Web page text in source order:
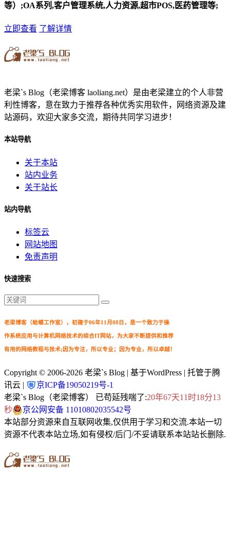
等）;OA系列,客户管理系统,人力资源,超市POS,医药管理等;
立即查看 了解详情
老梁`s Blog（老梁博客 laoliang.net）是由老梁建立的个人非营
利性博客，意在致力于推荐各种优秀实用软件，网络资源及建
站源码，欢迎大家多交流，期待共同学习进步！
本站导航
关于本站
站内业务
关于站长
站内导航
标签云
网站地图
免责声明
快速搜索
老梁博客（蛤蟆工作室），初建于06年11月08日，是一个致力于操
作系统应用与计算机网络技术的综合IT网站，为大家不断提供和推荐
有用的网络教程与技术;因为专注，所以专业；因为专业，所以卓越！
Copyright © 2006-2026 老梁`s Blog | 基于WordPress | 托管于腾
讯云 |
京ICP备19050219号-1
老梁`s Blog（老梁博客） 已苟延残喘了:20年67天11时18分13
秒
京公网安备 11010802035542号
本站部分资源来自互联网收集,仅供用于学习和交流.本站一切
资源不代表本站立场,如有侵权/后门/不妥请联系本站站长删除.